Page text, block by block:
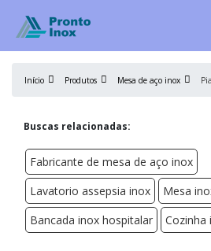
Início Produtos Mesa de aço inox
Buscas relacionadas:
Fabricante de mesa de aço inox
Lavatorio assepsia inox
Mesa
Bancada inox hospitalar
Cozinha